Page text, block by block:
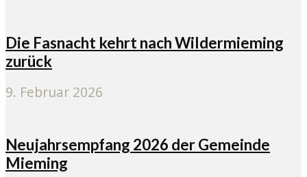
Die Fasnacht kehrt nach Wildermieming
zurück
9. Februar 2026
Neujahrsempfang 2026 der Gemeinde
Mieming